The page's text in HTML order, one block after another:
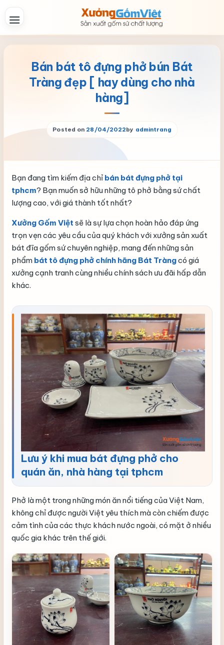
Bán bát tô đựng phở bún Bát
Tràng đẹp [ hay dùng cho nhà
hàng]
Posted on 28/04/2022by admintrang
Bạn đang tìm kiếm địa chỉ bán bát đựng phở tại
tphcm? Bạn muốn sở hữu những tô phở bằng sứ chất
lượng cao, với giá thành tốt nhất?
Xưởng Gốm Việt sẽ là sự lựa chọn hoàn hảo đáp ứng
trọn vẹn các yêu cầu của quý khách với xưởng sản xuất
bát đĩa gốm sứ chuyên nghiệp, mang đến những sản
phẩm bát tô đựng phở chính hãng Bát Tràngcó giá
xưởng cạnh tranh cùng nhiều chính sách ưu đãi hấp dẫn
khác.
Lưu ý khi mua bát đựng phở cho
quán ăn, nhà hàng tại tphcm
Phở là một trong những món ăn nổi tiếng của Việt Nam,
không chỉ được người Việt yêu thích mà còn chiếm được
cảm tình của các thực khách nước ngoài, có mặt ở nhiều
quốc gia khác trên thế giới.